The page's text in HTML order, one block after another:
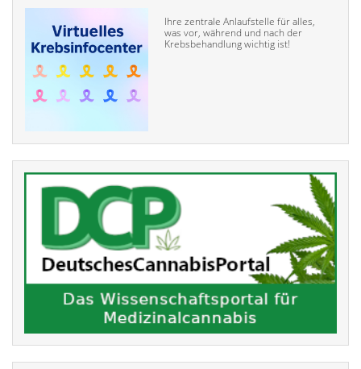
Ihre zentrale Anlaufstelle für alles,
was vor, während und nach der
Krebsbehandlung wichtig ist!